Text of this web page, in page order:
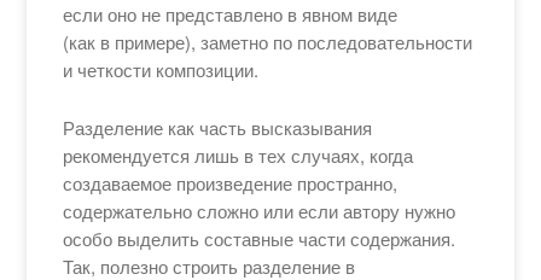
если оно не представлено в явном виде
(как в примере), заметно по последовательности
и четкости композиции.
Разделение как часть высказывания
рекомендуется лишь в тех случаях, когда
создаваемое произведение пространно,
содержательно сложно или если автору нужно
особо выделить составные части содержания.
Так, полезно строить разделение в